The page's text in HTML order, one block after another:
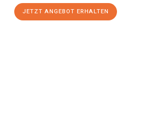
JETZT ANGEBOT ERHALTEN